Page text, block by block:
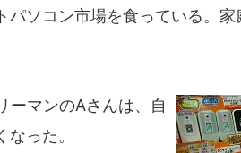
パソコン市場を食っている。
マンのAさんは、自
った。